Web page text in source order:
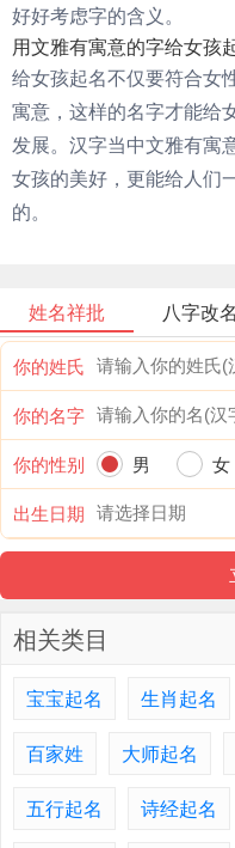
好好考虑字的含义。
用文雅有寓意的字给女孩
给女孩起名不仅要符合女
寓意，这样的名字才能给
发展。汉字当中文雅有寓
女孩的美好，更能给人们
的。
姓名祥批 八字改名
你的姓氏
你的名字
你的性别
男
女
出生日期
相关类目
宝宝起名 生肖起名
百家姓
大师起名
五行起名
诗经起名